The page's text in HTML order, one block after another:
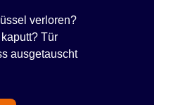
verloren?
Tür
ausgetauscht